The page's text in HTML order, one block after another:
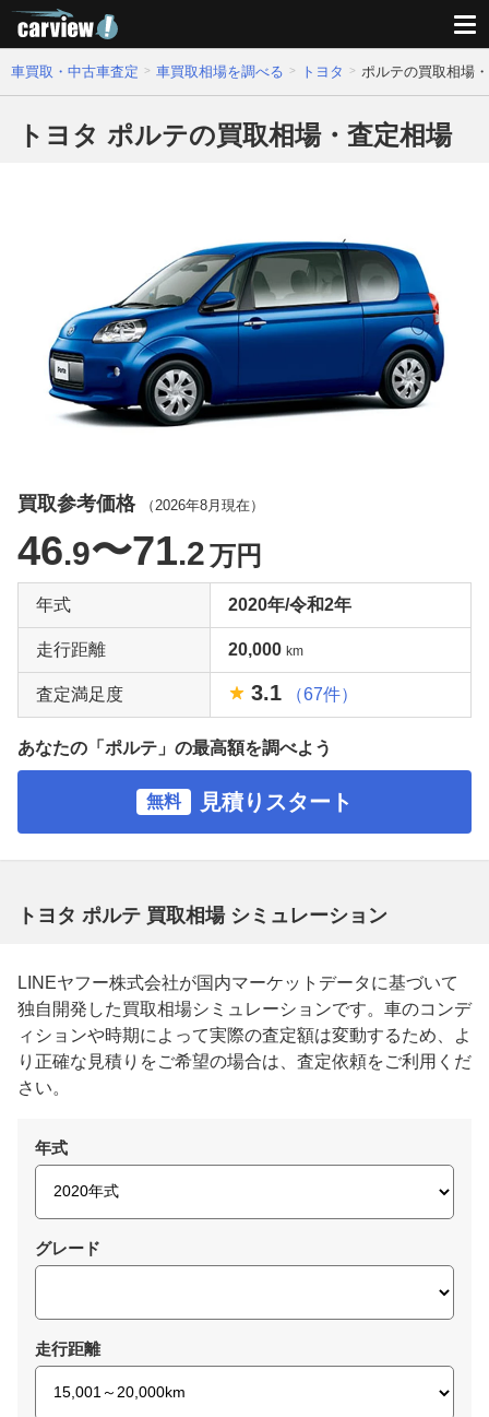
車買取・中古車査定 車買取相場を調べる トヨタ ポルテの買取相場
トヨタ ポルテの買取相場・査定相場
買取参考価格 （ 2026年8月 現在）
46.9〜71.2万円
年式 2020年/令和2年
走行距離 20,000 km
査定満足度 3.1 （67件）
あなたの「ポルテ」の最高額を調べよう
無料 見積りスタート
トヨタ ポルテ 買取相場 シミュレーション
LINEヤフー株式会社が国内マーケットデータに基づいて
独自開発した買取相場シミュレーションです。車のコンデ
ィションや時期によって実際の査定額は変動するため、よ
り正確な見積りをご希望の場合は、査定依頼をご利用くだ
さい。
年式
グレード
走行距離